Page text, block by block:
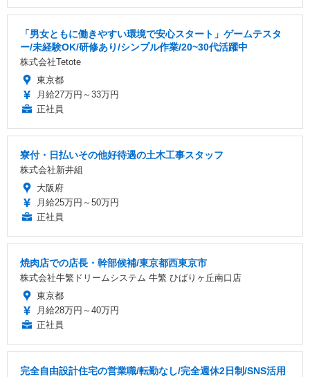
「男女ともに働きやすい環境で安心スタート」ゲームテスタ
ー/未経験OK/研修あり/シンプル作業/20~30代活躍中
株式会社Tetote
東京都
月給27万円～33万円
正社員
寮付・日払いその他好待遇の土木工事スタッフ
株式会社新井組
大阪府
月給25万円～50万円
正社員
焼肉店での店長・幹部候補/東京都西東京市
株式会社牛繁ドリームシステム 牛繁 ひばりヶ丘南口店
東京都
月給28万円～40万円
正社員
完全自由設計住宅の営業職/転勤なし/完全週休2日制/SNS活用